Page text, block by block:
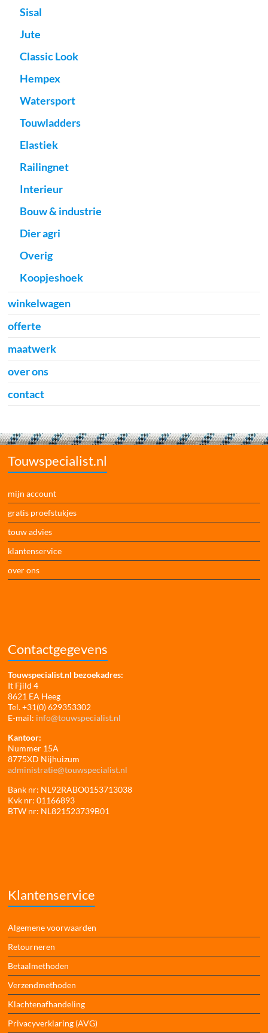
Sisal
Jute
Classic Look
Hempex
Watersport
Touwladders
Elastiek
Railingnet
Interieur
Bouw & industrie
Dier agri
Overig
Koopjeshoek
winkelwagen
offerte
maatwerk
over ons
contact
Touwspecialist.nl
mijn account
gratis proefstukjes
touw advies
klantenservice
over ons
Contactgegevens
Touwspecialist.nl bezoekadres:
It Fjild 4
8621 EA Heeg
Tel. +31(0) 629353302
E-mail: info@touwspecialist.nl
Kantoor:
Nummer 15A
8775XD Nijhuizum
administratie@touwspecialist.nl
Bank nr: NL92RABO0153713038
Kvk nr: 01166893
BTW nr: NL821523739B01
Klantenservice
Algemene voorwaarden
Retourneren
Betaalmethoden
Verzendmethoden
Klachtenafhandeling
Privacyverklaring (AVG)